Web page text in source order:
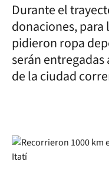
Durante el
donaciones,
pidieron ropa
serán
de la ciudad